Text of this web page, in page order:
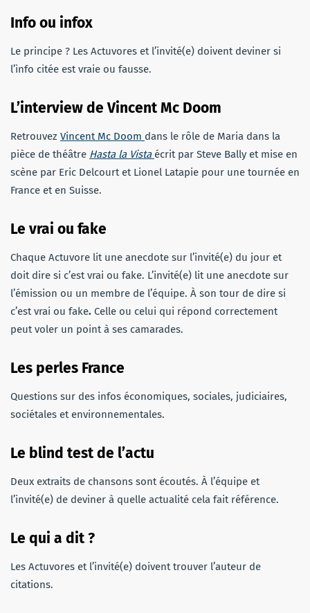
Info ou infox
Le principe ? Les Actuvores et l’invité(e) doivent deviner si
l’info citée est vraie ou fausse.
L’interview de Vincent Mc Doom
Retrouvez Vincent Mc Doom dans le rôle de Maria dans la
pièce de théâtre Hasta la Vista écrit par Steve Bally et mise en
scène par Eric Delcourt et Lionel Latapie pour une tournée en
France et en Suisse.
Le vrai ou fake
Chaque Actuvore lit une anecdote sur l’invité(e) du jour et
doit dire si c’est vrai ou fake. L’invité(e) lit une anecdote sur
l’émission ou un membre de l’équipe. À son tour de dire si
c’est vrai ou fake. Celle ou celui qui répond correctement
peut voler un point à ses camarades.
Les perles France
Questions sur des infos économiques, sociales, judiciaires,
sociétales et environnementales.
Le blind test de l’actu
Deux extraits de chansons sont écoutés. À l’équipe et
l’invité(e) de deviner à quelle actualité cela fait référence.
Le qui a dit ?
Les Actuvores et l’invité(e) doivent trouver l’auteur de
citations.